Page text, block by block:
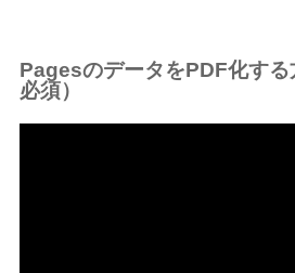
PagesのデータをPDF化す
必須）